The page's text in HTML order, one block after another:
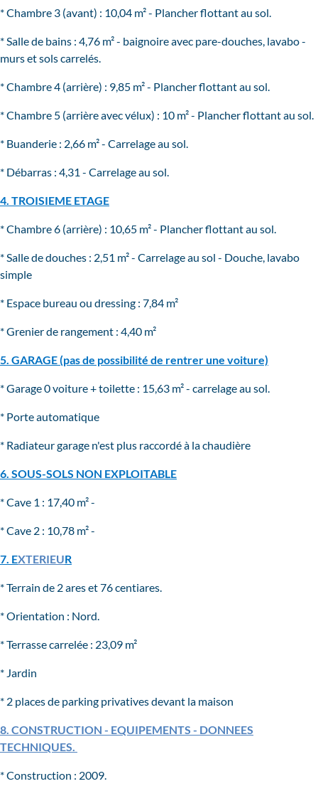
* Chambre 3 (avant) : 10,04 m² - Plancher flottant au sol.
* Salle de bains : 4,76 m² - baignoire avec pare-douches, lavabo -
murs et sols carrelés.
* Chambre 4 (arrière) : 9,85 m² - Plancher flottant au sol.
* Chambre 5 (arrière avec vélux) : 10 m² - Plancher flottant au sol.
* Buanderie : 2,66 m² - Carrelage au sol.
* Débarras : 4,31 - Carrelage au sol.
4. TROISIEME ETAGE
* Chambre 6 (arrière) : 10,65 m² - Plancher flottant au sol.
* Salle de douches : 2,51 m² - Carrelage au sol - Douche, lavabo
simple
* Espace bureau ou dressing : 7,84 m²
* Grenier de rangement : 4,40 m²
5. GARAGE (pas de possibilité de rentrer une voiture)
* Garage 0 voiture + toilette : 15,63 m² - carrelage au sol.
* Porte automatique
* Radiateur garage n'est plus raccordé à la chaudière
6. SOUS-SOLS NON EXPLOITABLE
* Cave 1 : 17,40 m² -
* Cave 2 : 10,78 m² -
7. EXTERIEUR
* Terrain de 2 ares et 76 centiares.
* Orientation : Nord.
* Terrasse carrelée : 23,09 m²
* Jardin
* 2 places de parking privatives devant la maison
8. CONSTRUCTION - EQUIPEMENTS - DONNEES
TECHNIQUES.
* Construction : 2009.